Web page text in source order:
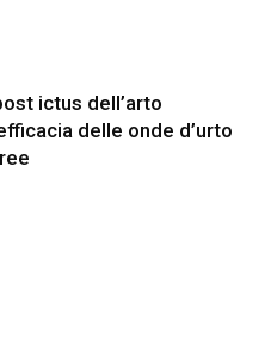
ictus dell’arto
delle onde d’urto